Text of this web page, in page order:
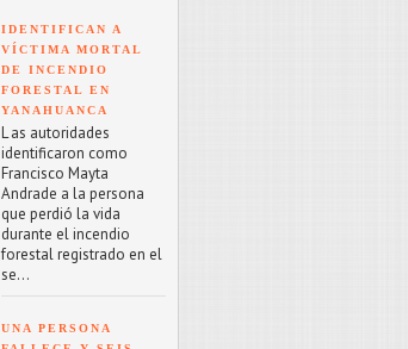
IDENTIFICAN A
VÍCTIMA MORTAL
DE INCENDIO
FORESTAL EN
YANAHUANCA
L as autoridades
identificaron como
Francisco Mayta
Andrade a la persona
que perdió la vida
durante el incendio
forestal registrado en el
se...
UNA PERSONA